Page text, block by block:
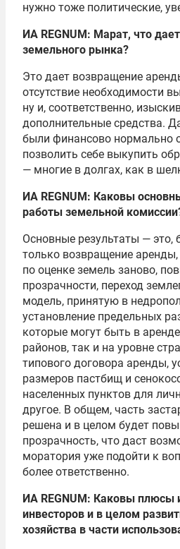
нужно тоже политические,
ИА REGNUM : Марат, что
земельного рынка?
Это дает возвращение
отсутствие необходимости
ну и, соответственно,
дополнительные средства.
были финансово нормально
позволить себе выкупить
— многие в долгах, как в
ИА REGNUM : Каковы
работы земельной
Основные результаты — это,
только возвращение
по оценке земель заново,
прозрачности, переход
модель, принятую в
установление предельных
которые могут быть в
районов, так и на уровне
типового договора аренды,
размеров пастбищ и
населенных пунктов для
другое. В общем, часть
решена и в целом будет
прозрачность, что даст
моратория уже подойти к
более ответственно.
ИА REGNUM : Каковы плюсы
инвесторов и в целом
хозяйства в части